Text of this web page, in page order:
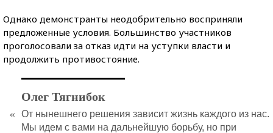
Однако демонстранты неодобрительно восприняли
предложенные условия. Большинство участников
проголосовали за отказ идти на уступки власти и
продолжить противостояние.
Олег Тягнибок
« От нынешнего решения зависит жизнь каждого из нас.
Мы идем с вами на дальнейшую борьбу, но при